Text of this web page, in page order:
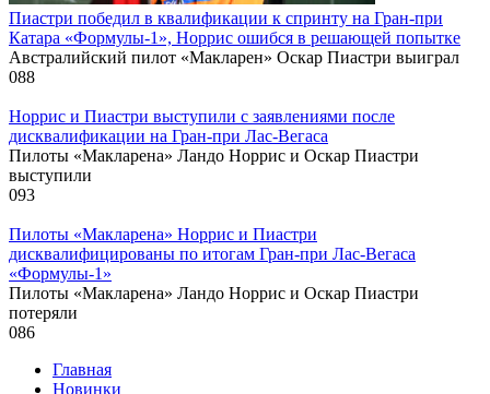
Пиастри победил в квалификации к спринту на Гран‑при
Катара «Формулы‑1», Норрис ошибся в решающей попытке
Австралийский пилот «Макларен» Оскар Пиастри выиграл
088
Норрис и Пиастри выступили с заявлениями после
дисквалификации на Гран‑при Лас‑Вегаса
Пилоты «Макларена» Ландо Норрис и Оскар Пиастри
выступили
093
Пилоты «Макларена» Норрис и Пиастри
дисквалифицированы по итогам Гран‑при Лас‑Вегаса
«Формулы‑1»
Пилоты «Макларена» Ландо Норрис и Оскар Пиастри
потеряли
086
Главная
Новинки